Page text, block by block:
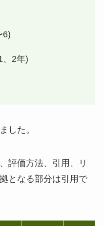
6)
、2年)
した。
評価方法、引用、リ
となる部分は引用で